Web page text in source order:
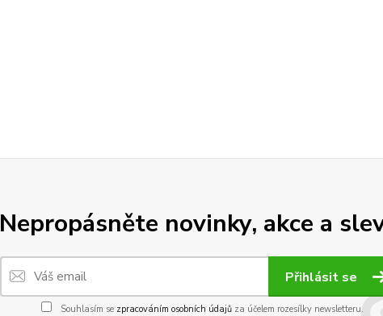
Nepropásněte novinky, akce a
Přihlásit se
Souhlasím se zpracováním osobních údajůza účelem rozesílky newsletteru.